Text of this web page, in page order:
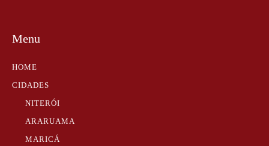
Menu
HOME
CIDADES
NITERÓI
ARARUAMA
MARICÁ